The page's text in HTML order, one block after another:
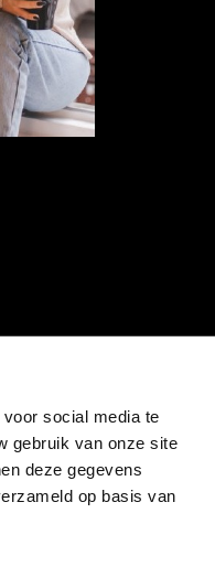
social media te
gebruik van onze site
deze gegevens
op basis van